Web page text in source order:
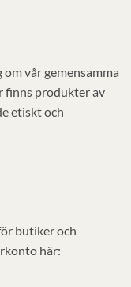
vår gemensamma
finns produkter av
etiskt och
butiker och
här: